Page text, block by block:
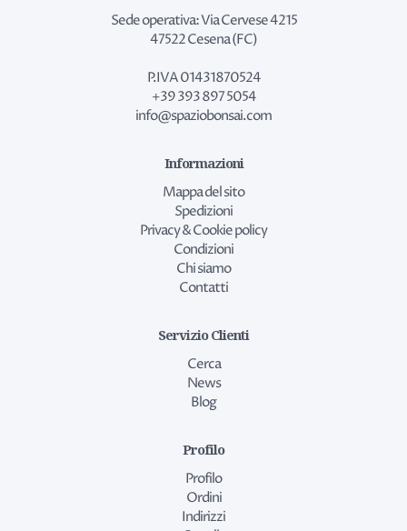
Sede operativa: Via Cervese 4215
47522 Cesena (FC)
P.IVA 01431870524
+39 393 897 5054
info@spaziobonsai.com
Informazioni
Mappa del sito
Spedizioni
Privacy & Cookie policy
Condizioni
Chi siamo
Contatti
Servizio Clienti
Cerca
News
Blog
Profilo
Profilo
Ordini
Indirizzi